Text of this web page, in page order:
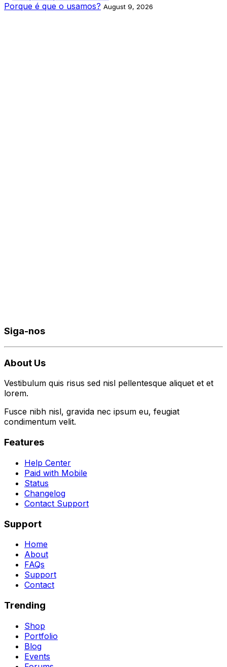
Porque é que o usamos? August 9, 2026
Siga-nos
About Us
Vestibulum quis risus sed nisl pellentesque aliquet et et
lorem.
Fusce nibh nisl, gravida nec ipsum eu, feugiat
condimentum velit.
Features
Help Center
Paid with Mobile
Status
Changelog
Contact Support
Support
Home
About
FAQs
Support
Contact
Trending
Shop
Portfolio
Blog
Events